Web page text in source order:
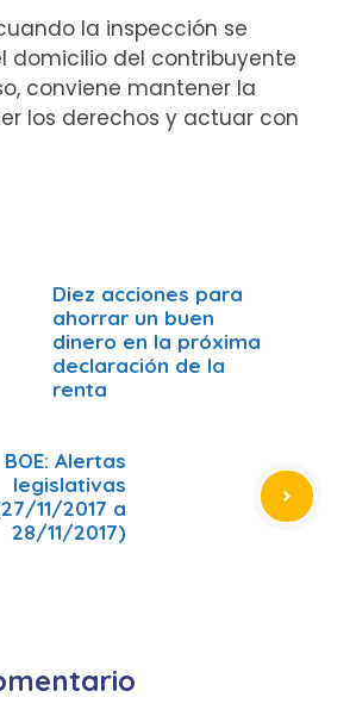
la inspección se
domicilio del contribuyente
conviene mantener la
los derechos y actuar con
Diez acciones para
ahorrar un buen
dinero en la próxima
declaración de la
renta
BOE: Alertas
legislativas
11/2017 a
28/11/2017)